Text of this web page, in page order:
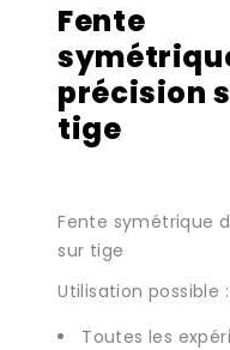
Fente
précision
tige
Fente symétrique
sur tige
Utilisation possible :
Toutes les